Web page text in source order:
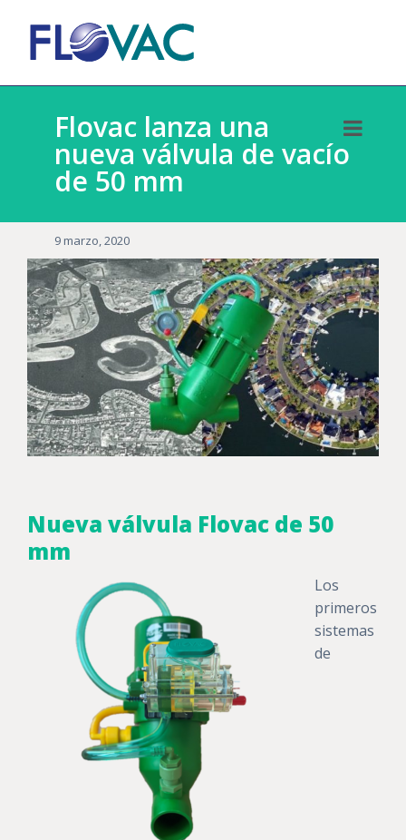
Flovac lanza una
nueva válvula de vacío
de 50 mm
9 marzo, 2020
Nueva válvula Flovac de 50
mm
Los
primeros
sistemas
de